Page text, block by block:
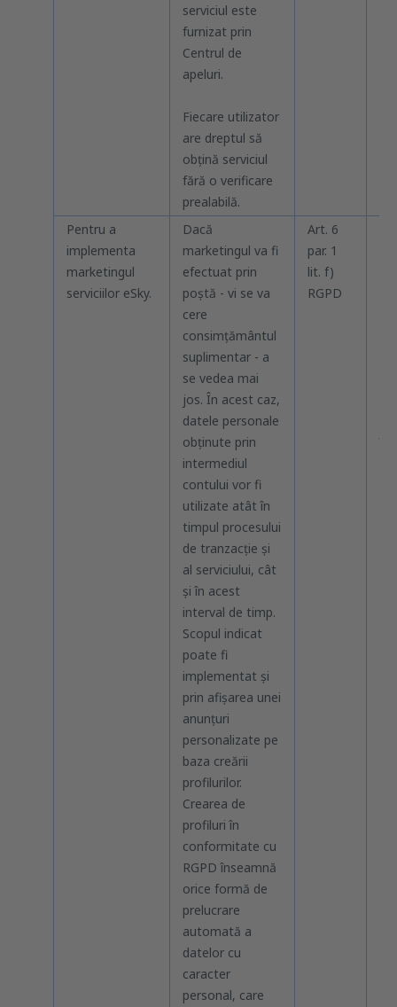
serviciul este
furnizat prin
Centrul de
apeluri.
Fiecare utilizator
are dreptul să
obțină serviciul
fără o verificare
prealabilă.
Pentru a
implementa
marketingul
serviciilor eSky.
Dacă
marketingul va fi
efectuat prin
poștă - vi se va
cere
consimțământul
suplimentar - a
se vedea mai
jos. În acest caz,
datele personale
obținute prin
intermediul
contului vor fi
utilizate atât în
timpul procesului
de tranzacție și
al serviciului, cât
și în acest
interval de timp.
Scopul indicat
poate fi
implementat și
prin afișarea unei
anunțuri
personalizate pe
baza creării
profilurilor.
Crearea de
profiluri în
conformitate cu
RGPD înseamnă
orice formă de
prelucrare
automată a
datelor cu
caracter
personal, care
Art. 6
par. 1
lit. f)
RGPD